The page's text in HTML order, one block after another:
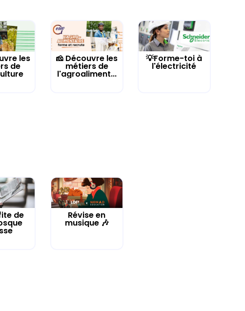
les
de
🧀 Découvre les
métiers de
l'agroaliment...
💡Forme-toi à
l'électricité
de Révise en
musique 🎶